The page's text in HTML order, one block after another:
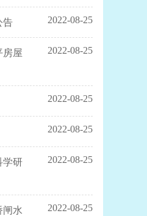
告 2022-08-25
房屋
2022-08-25
2022-08-25
2022-08-25
学研
2022-08-25
闸水
2022-08-25